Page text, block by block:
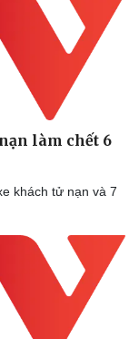
làm chết 6
khách tử nạn và 7